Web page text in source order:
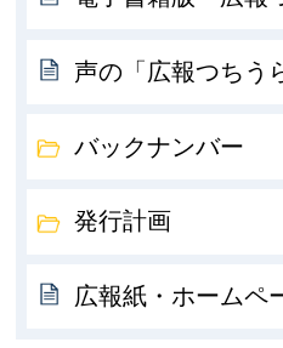
声の「広報つちう
バックナンバー
発行計画
広報紙・ホームペ